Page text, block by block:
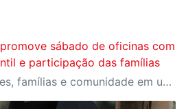
sábado de oficinas com
e participação das famílias
Ação reuniu estudantes, famílias e comunidade em um circuito de oficinas que valorizou o protagonismo juvenil, o aprendizado coletivo e o fortalecimento dos vínculos com a escola